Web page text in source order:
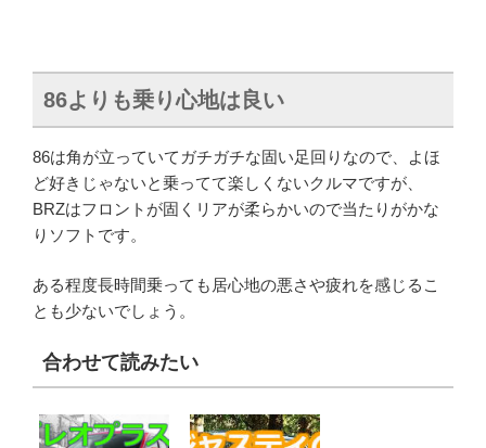
86よりも乗り心地は良い
86は角が立っていてガチガチな固い足回りなので、よほ
ど好きじゃないと乗ってて楽しくないクルマですが、
BRZはフロントが固くリアが柔らかいので当たりがかな
りソフトです。
ある程度長時間乗っても居心地の悪さや疲れを感じるこ
とも少ないでしょう。
合わせて読みたい